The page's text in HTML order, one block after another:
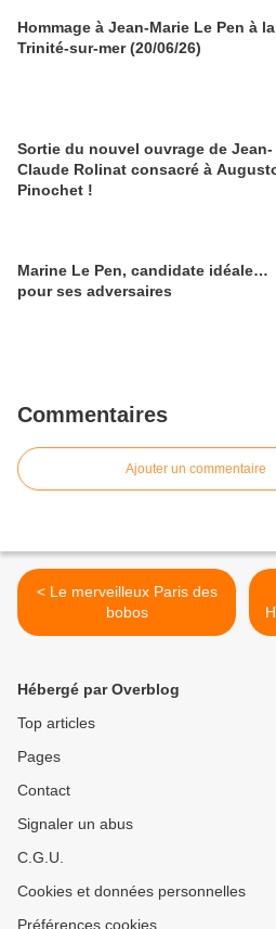
Hommage à Jean-Marie Le Pen à la
Trinité-sur-mer (20/06/26)
Sortie du nouvel ouvrage de Jean-
Claude Rolinat consacré à
Pinochet !
Marine Le Pen, candidate idéale…
pour ses adversaires
Commentaires
Ajouter un commentaire
< Le merveilleux Paris des
bobos
Hébergé par Overblog
Top articles
Pages
Contact
Signaler un abus
C.G.U.
Cookies et données personnelles
Préférences cookies